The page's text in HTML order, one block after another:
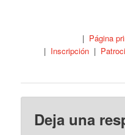
| Página
| Inscripción|
Deja una